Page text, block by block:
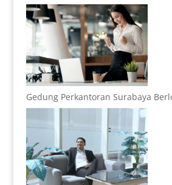
Gedung Perkantoran Surabaya